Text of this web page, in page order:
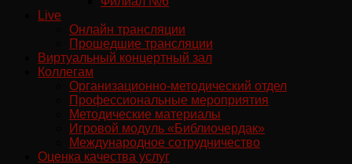
Live
Онлайн трансляции
Прошедшие трансляции
Виртуальный концертный зал
Коллегам
Организационно-методический отдел
Профессиональные мероприятия
Методические материалы
Игровой модуль «Библиочердак»
Международное сотрудничество
Оценка качества услуг